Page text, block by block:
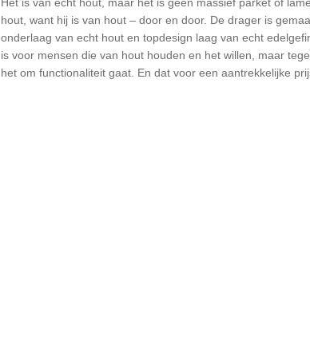
hout, want hij is van hout – door en door. De drager is
onderlaag van echt hout en topdesign laag van echt
is voor mensen die van hout houden en het willen, maar
het om functionaliteit gaat. En dat voor een aantrekkelijke